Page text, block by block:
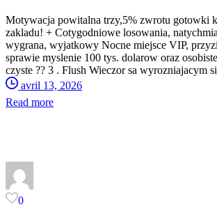
Motywacja powitalna trzy,5% zwrotu gotowki
zakladu! + Cotygodniowe losowania,
wygrana, wyjatkowy Nocne miejsce VIP,
sprawie myslenie 100 tys. dolarow oraz
czyste ?? 3 . Flush Wieczor sa wyrozniajacym
avril 13, 2026
Read more
0